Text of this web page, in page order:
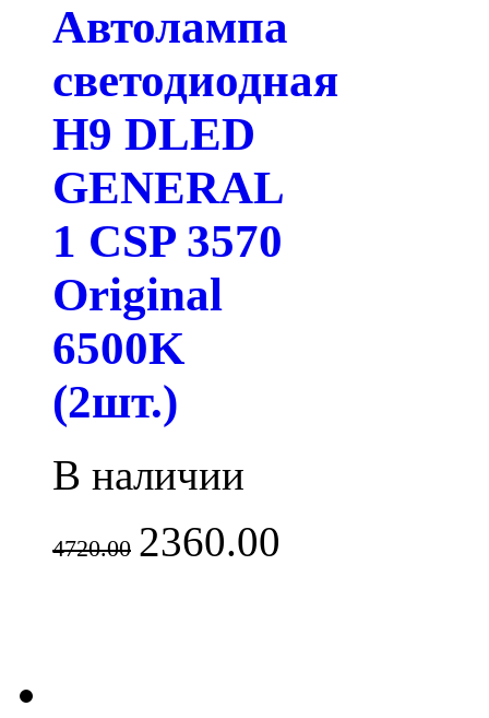
Автолампа
светодиодная
H9 DLED
GENERAL
1 CSP 3570
Original
6500K
(2шт.)
В наличии
4720.00 2360.00